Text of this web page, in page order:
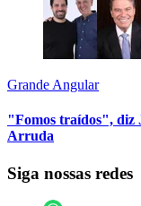
Grande Angular
"Fomos traídos", diz
Arruda
Siga nossas redes